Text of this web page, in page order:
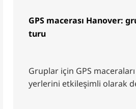
GPS macerası Hanover:
turu
Gruplar için GPS
yerlerini etkileşimli olarak